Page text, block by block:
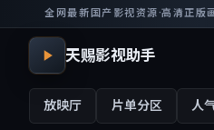
全网最新国产影视资源·高清正版
天赐影视助手
放映厅 片单分区 人